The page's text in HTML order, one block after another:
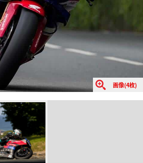
画像(4枚)